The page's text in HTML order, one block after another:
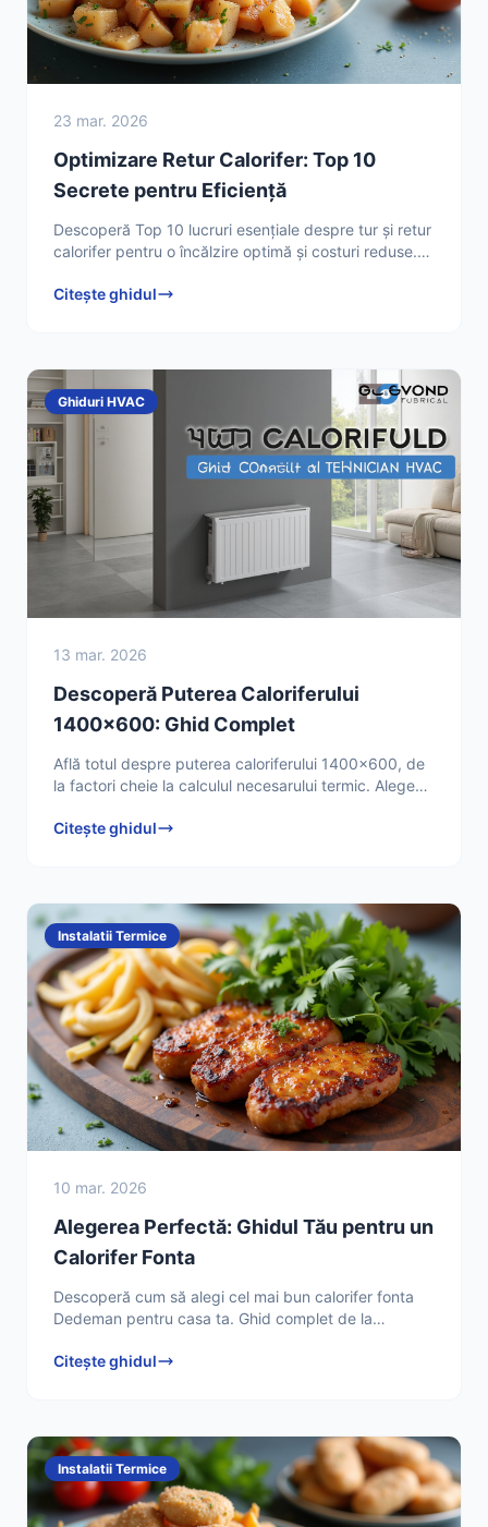
23 mar. 2026
Optimizare Retur Calorifer: Top 10
Secrete pentru Eficiență
Descoperă Top 10 lucruri esențiale despre tur și retur
calorifer pentru o încălzire optimă și costuri reduse.
Citește ghidul
Ghiduri HVAC
13 mar. 2026
Descoperă Puterea Caloriferului
1400x600: Ghid Complet
Află totul despre puterea caloriferului 1400x600, de
la factori cheie la calculul necesarului termic. Alege
Citește ghidul
Instalatii Termice
10 mar. 2026
Alegerea Perfectă: Ghidul Tău pentru un
Calorifer Fonta
Descoperă cum să alegi cel mai bun calorifer fonta
Dedeman pentru casa ta. Ghid complet de la
comparații
Citește ghidul
Instalatii Termice